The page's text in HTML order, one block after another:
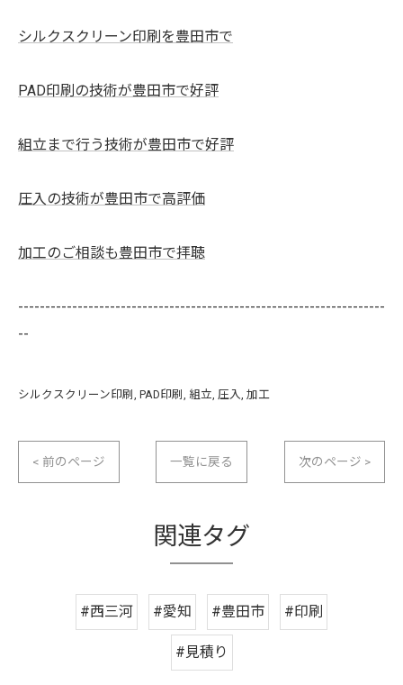
シルクスクリーン印刷を豊田市で
PAD印刷の技術が豊田市で好評
組立まで行う技術が豊田市で好評
圧入の技術が豊田市で高評価
加工のご相談も豊田市で拝聴
--------------------------------------------------------------------
--
シルクスクリーン印刷 PAD印刷 組立 圧入 加工
< 前のページ 一覧に戻る 次のページ >
関連タグ
#西三河 #愛知 #豊田市 #印刷
#見積り